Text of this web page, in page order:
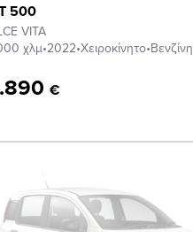
500
VITA
χλμ•2022•Χειροκίνητο•Βενζίνη
€